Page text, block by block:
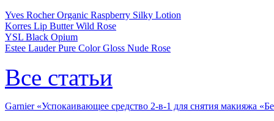
Yves Rocher Organic Raspberry Silky Lotion
Korres Lip Butter Wild Rose
YSL Black Opium
Estee Lauder Pure Color Gloss Nude Rose
Все статьи
Garnier «Успокаивающее средство 2-в-1 для снятия макияжа